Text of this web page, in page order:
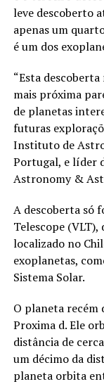
leve descoberto
apenas um
é um dos
“Esta
mais próxima
de planetas
futuras
Instituto de
Portugal, e líder
Astronomy &
A descoberta só
Telescope (VLT),
localizado no
exoplanetas,
Sistema Solar.
O planeta recém
Proxima d. Ele
distância de
um décimo da
planeta orbita